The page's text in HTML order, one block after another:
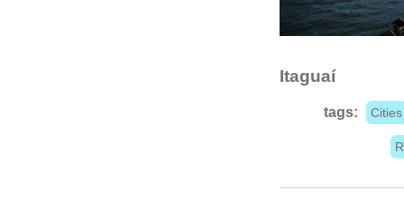
Itaguaí
tags: Cities